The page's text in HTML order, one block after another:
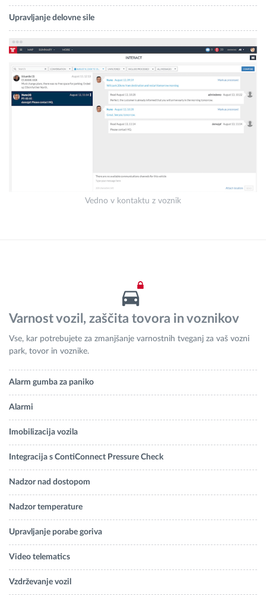
Upravljanje delovne sile
Vedno v kontaktu z voznik
Varnost vozil, zaščita tovora in voznikov
Vse, kar potrebujete za zmanjšanje varnostnih tveganj za vaš vozni
park, tovor in voznike.
Alarm gumba za paniko
Alarmi
Imobilizacija vozila
Integracija s ContiConnect Pressure Check
Nadzor nad dostopom
Nadzor temperature
Upravljanje porabe goriva
Video telematics
Vzdrževanje vozil